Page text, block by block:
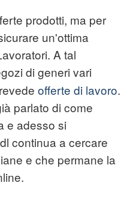
prodotti, ma per
un'ottima
. A tal
di generi vari
offerte di lavoro.
parlato di come
e adesso si
continua a cercare
e che permane la